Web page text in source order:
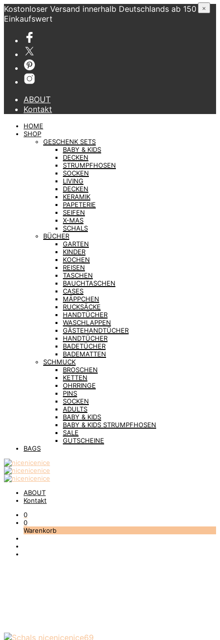
Kostonloser Versand innerhalb Deutschlands ab 150 €
Einkaufswert
ABOUT
Kontakt
HOME
SHOP
GESCHENK SETS
BABY & KIDS
DECKEN
STRUMPFHOSEN
SOCKEN
LIVING
DECKEN
KERAMIK
PAPETERIE
SEIFEN
X-MAS
SCHALS
BÜCHER
GARTEN
KINDER
KOCHEN
REISEN
TASCHEN
BAUCHTASCHEN
CASES
MÄPPCHEN
RUCKSÄCKE
HANDTÜCHER
WASCHLAPPEN
GÄSTEHANDTÜCHER
HANDTÜCHER
BADETÜCHER
BADEMATTEN
SCHMUCK
BROSCHEN
KETTEN
OHRRINGE
PINS
SOCKEN
ADULTS
BABY & KIDS
BABY & KIDS STRUMPFHOSEN
SALE
GUTSCHEINE
BAGS
ABOUT
Kontakt
0
0
Warenkorb
×